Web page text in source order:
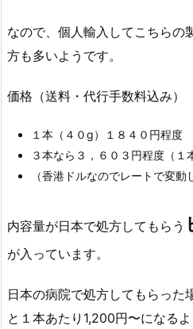
なので、個人輸入してこちらの
方も多いようです。
価格（送料・代行手数料込み）
１本（４０g）１８４０円程度
３本なら３，６０３円程度（１
（香港ドルなのでレートで変動
内容量が日本で処方してもらう
が入っています。
日本の病院で処方してもらった
と１本あたり1,200円〜になるよ